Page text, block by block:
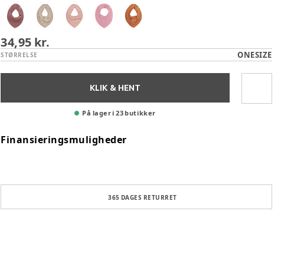
34,95 kr.
STØRRELSE ONESIZE
KLIK & HENT
På lager i 23 butikker
Finansieringsmuligheder
365 DAGES RETURRET